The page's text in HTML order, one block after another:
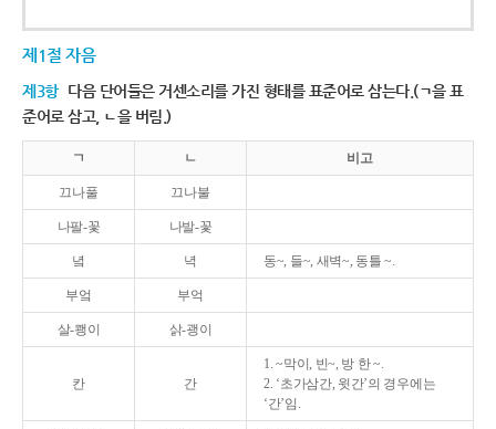
제1절 자음
제3항 다음 단어들은 거센소리를 가진 형태를 표준어로 삼는다.(ㄱ을 표
준어로 삼고, ㄴ을 버림.)
ㄱ ㄴ 비고
끄나풀 끄나불
나팔-꽃 나발-꽃
녘 녁 동~, 들~, 새벽~, 동틀 ~.
부엌 부억
살-쾡이 삵-괭이
칸 간
1. ~막이, 빈~, 방 한 ~.
2. ‘초가삼간, 윗간’의 경우에는
‘간’임.